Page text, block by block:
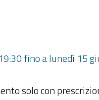
fino a lunedì 15
solo con